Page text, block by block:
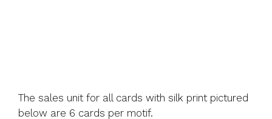
The sales unit for all cards with silk print pictured
below are 6 cards per motif.